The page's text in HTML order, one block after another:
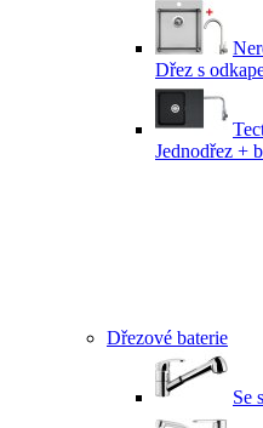
Dřez s
Jednodřez +
Dřezové baterie
Se